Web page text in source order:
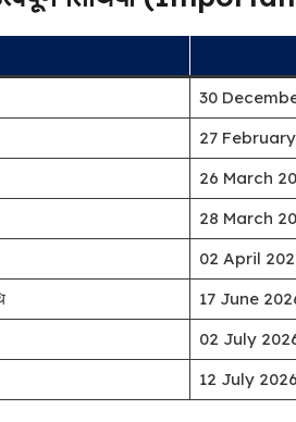
30
27
26 March
28 March
02 April
17 June
02 July
12 July 2026